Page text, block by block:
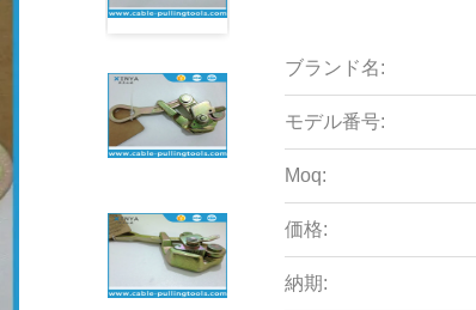
ブランド名:
モデル番号:
Moq:
価格:
納期: